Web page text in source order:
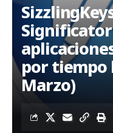
por tiempo
Marzo)